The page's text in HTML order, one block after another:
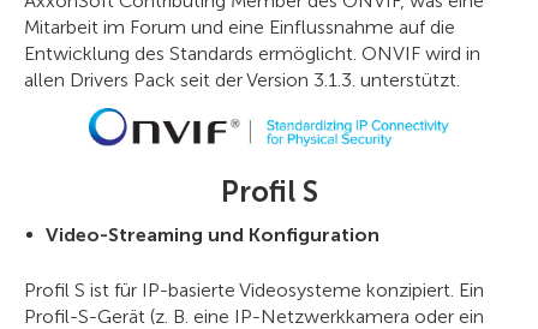
Mitarbeit im Forum und eine Einflussnahme auf die
Entwicklung des Standards ermöglicht. ONVIF wird in
allen Drivers Pack seit der Version 3.1.3. unterstützt.
Profil S
Video-Streaming und Konfiguration
Profil S ist für IP-basierte Videosysteme konzipiert. Ein
Profil-S-Gerät (z. B. eine IP-Netzwerkkamera oder ein